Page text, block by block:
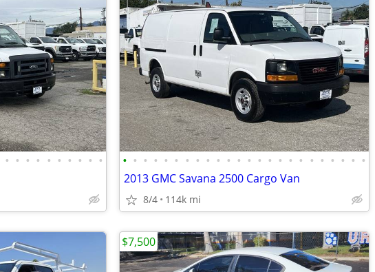
• • • • • • • • • • • • • • • • • • • • • • • • • • • • • • • • • •
2013 GMC Savana 2500 Cargo Van
8/4 114k mi
$7,500